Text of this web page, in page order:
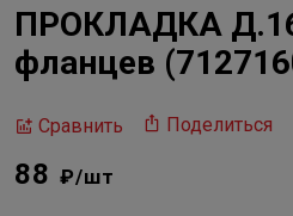
ПРОКЛАДКА
фланцев
Сравнить Поделиться
88 ₽/шт